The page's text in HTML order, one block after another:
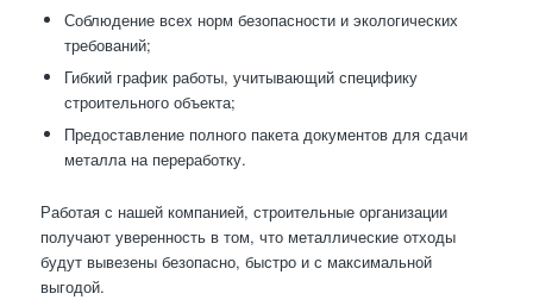
Соблюдение всех норм безопасности и экологических
требований;
Гибкий график работы, учитывающий специфику
строительного объекта;
Предоставление полного пакета документов для сдачи
металла на переработку.
Работая с нашей компанией, строительные организации
получают уверенность в том, что металлические отходы
будут вывезены безопасно, быстро и с максимальной
выгодой.